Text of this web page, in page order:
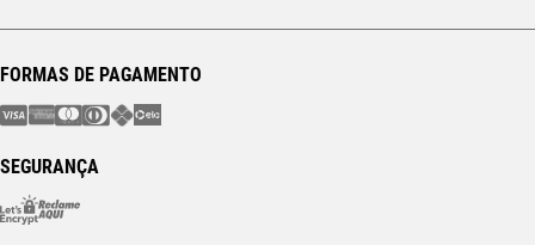
FORMAS DE PAGAMENTO
SEGURANÇA